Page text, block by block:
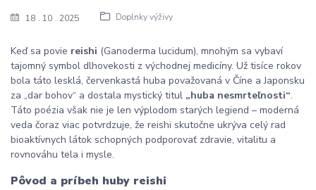
18 10 2025 Doplnky výživy
Keď sa povie reishi (Ganoderma lucidum), mnohým sa vybaví
tajomný symbol dlhovekosti z východnej medicíny. Už tisíce rokov
bola táto lesklá, červenkastá huba považovaná v Číne a Japonsku
za „dar bohov“ a dostala mystický titul „huba nesmrteľnosti“.
Táto poézia však nie je len výplodom starých legiend – moderná
veda čoraz viac potvrdzuje, že reishi skutočne ukrýva celý rad
bioaktívnych látok schopných podporovať zdravie, vitalitu a
rovnováhu tela i mysle.
Pôvod a príbeh huby reishi